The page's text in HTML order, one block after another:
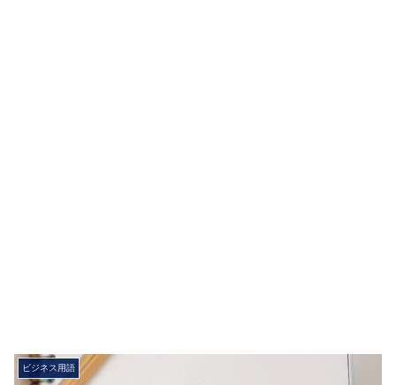
ビジネス用語